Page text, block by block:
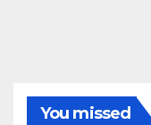
You missed